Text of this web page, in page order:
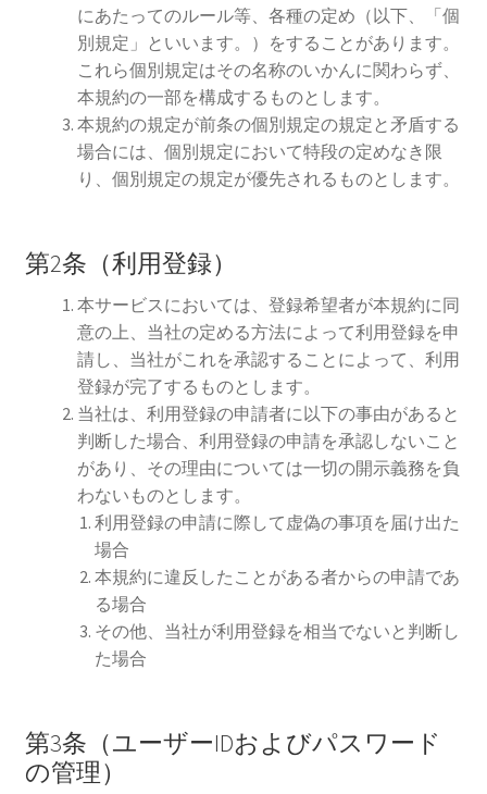
にあたってのルール等、各種の定め（以下、「個
別規定」といいます。）をすることがあります。
これら個別規定はその名称のいかんに関わらず、
本規約の一部を構成するものとします。
本規約の規定が前条の個別規定の規定と矛盾する
場合には、個別規定において特段の定めなき限
り、個別規定の規定が優先されるものとします。
第2条（利用登録）
本サービスにおいては、登録希望者が本規約に同
意の上、当社の定める方法によって利用登録を申
請し、当社がこれを承認することによって、利用
登録が完了するものとします。
当社は、利用登録の申請者に以下の事由があると
判断した場合、利用登録の申請を承認しないこと
があり、その理由については一切の開示義務を負
わないものとします。
利用登録の申請に際して虚偽の事項を届け出た
場合
本規約に違反したことがある者からの申請であ
る場合
その他、当社が利用登録を相当でないと判断し
た場合
第3条（ユーザーIDおよびパスワード
の管理）